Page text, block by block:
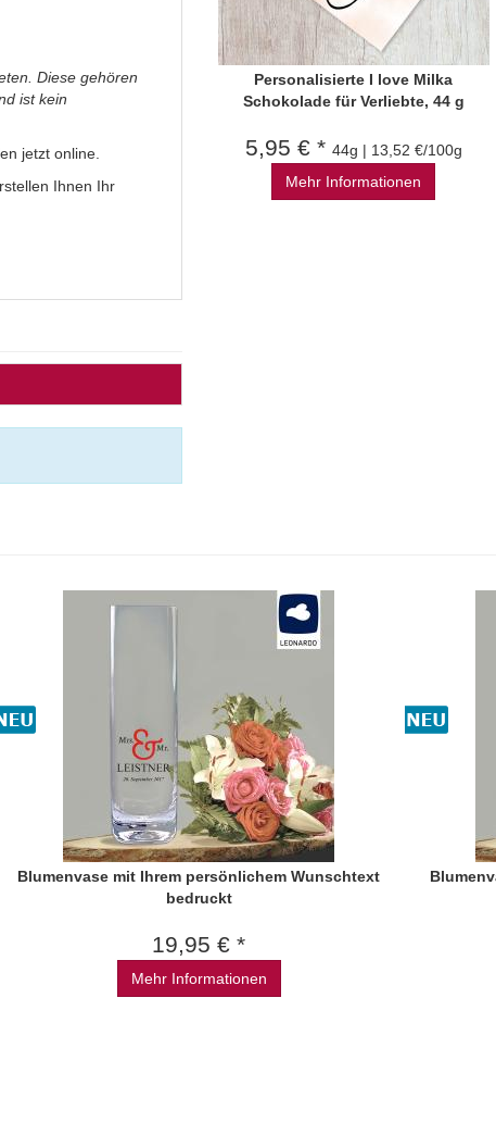
Diese gehören
ist kein
jetzt online.
Ihnen Ihr
Personalisierte I love Milka
Schokolade für Verliebte, 44 g
5,95 € * 44g | 13,52 €/100g
Mehr Informationen
Blumenvase mit Ihrem persönlichem Wunschtext
bedruckt
19,95 € *
Mehr Informationen